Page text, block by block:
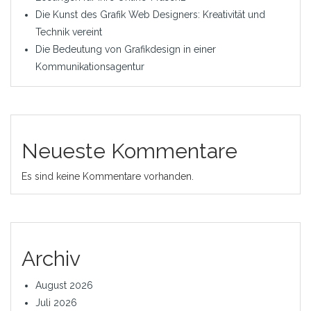
Die Kunst des Grafik Web Designers: Kreativität und
Technik vereint
Die Bedeutung von Grafikdesign in einer
Kommunikationsagentur
Neueste Kommentare
Es sind keine Kommentare vorhanden.
Archiv
August 2026
Juli 2026